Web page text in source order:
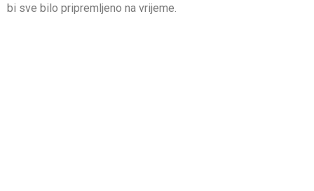
bi sve bilo pripremljeno na vrijeme.